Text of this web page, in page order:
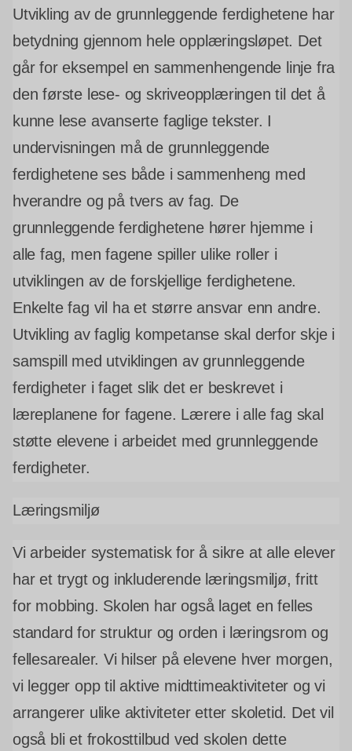
Utvikling av de grunnleggende ferdighetene har
betydning gjennom hele opplæringsløpet. Det
går for eksempel en sammenhengende linje fra
den første lese- og skriveopplæringen til det å
kunne lese avanserte faglige tekster. I
undervisningen må de grunnleggende
ferdighetene ses både i sammenheng med
hverandre og på tvers av fag. De
grunnleggende ferdighetene hører hjemme i
alle fag, men fagene spiller ulike roller i
utviklingen av de forskjellige ferdighetene.
Enkelte fag vil ha et større ansvar enn andre.
Utvikling av faglig kompetanse skal derfor skje i
samspill med utviklingen av grunnleggende
ferdigheter i faget slik det er beskrevet i
læreplanene for fagene. Lærere i alle fag skal
støtte elevene i arbeidet med grunnleggende
ferdigheter.
Læringsmiljø
Vi arbeider systematisk for å sikre at alle elever
har et trygt og inkluderende læringsmiljø, fritt
for mobbing. Skolen har også laget en felles
standard for struktur og orden i læringsrom og
fellesarealer. Vi hilser på elevene hver morgen,
vi legger opp til aktive midttimeaktiviteter og vi
arrangerer ulike aktiviteter etter skoletid. Det vil
også bli et frokosttilbud ved skolen dette